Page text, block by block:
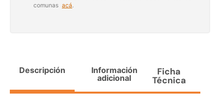
comunas acá.
Descripción
Información
adicional
Ficha
Técnica
Transpaleta eléctrica carga